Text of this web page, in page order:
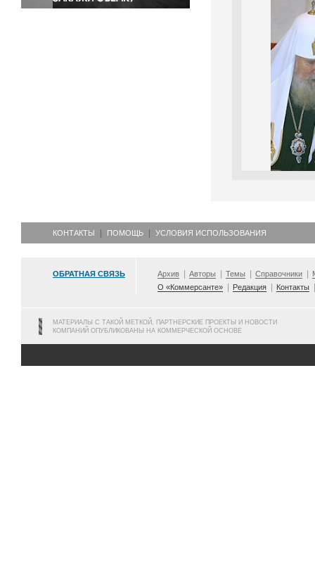
КОНТАКТЫ ПОМОЩЬ УСЛОВИЯ ИСПОЛЬЗОВАНИЯ
ОБРАТНАЯ СВЯЗЬ Архив Авторы Темы Справочники
О «Коммерсанте»
Редакция Контакты
МАТЕРИАЛЫ С ТАКОЙ МЕТКОЙ, ПАРТНЕРСКИЕ ПРОЕКТЫ И НОВОСТИ
КОМПАНИЙ ОПУБЛИКОВАНЫ НА КОММЕРЧЕСКОЙ ОСНОВЕ